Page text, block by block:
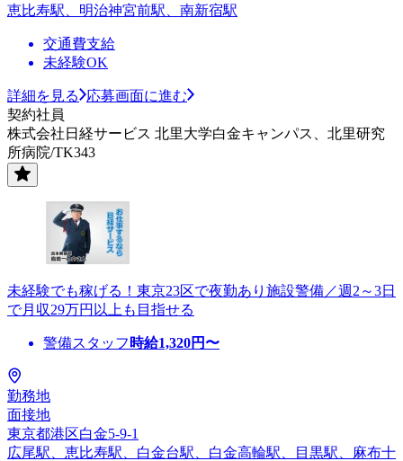
恵比寿駅、明治神宮前駅、南新宿駅
交通費支給
未経験OK
詳細を見る
応募画面に進む
契約社員
株式会社日経サービス 北里大学白金キャンパス、北里研究
所病院/TK343
未経験でも稼げる！東京23区で夜勤あり施設警備／週2～3日
で月収29万円以上も目指せる
警備スタッフ 時給1,320円〜
勤務地
面接地
東京都港区白金5-9-1
広尾駅、恵比寿駅、白金台駅、白金高輪駅、目黒駅、麻布十